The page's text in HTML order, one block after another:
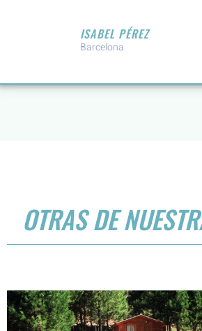
ISABEL PÉREZ
Barcelona
OTRAS DE